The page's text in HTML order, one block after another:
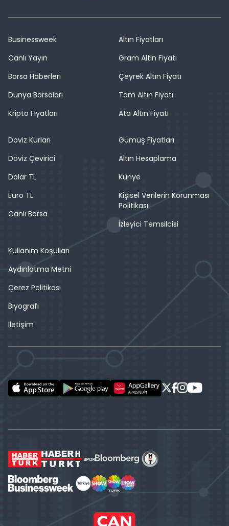
Businessweek
Canlı Yayın
Borsa Haberleri
Dünya Borsaları
Kripto Fiyatları
Altın Fiyatları
Gram Altın Fiyatı
Çeyrek Altın Fiyatı
Tam Altın Fiyatı
Ata Altın Fiyatı
Döviz Kurları
Döviz Çevirici
Dolar TL
Euro TL
Canlı Borsa
Gümüş Fiyatları
Altın Hesaplama
Künye
Kişisel Verilerin Korunması
Politikası
İzleyici Temsilcisi
Kullanım Koşulları
Aydınlatma Metni
Çerez Politikası
Biyografi
İletişim